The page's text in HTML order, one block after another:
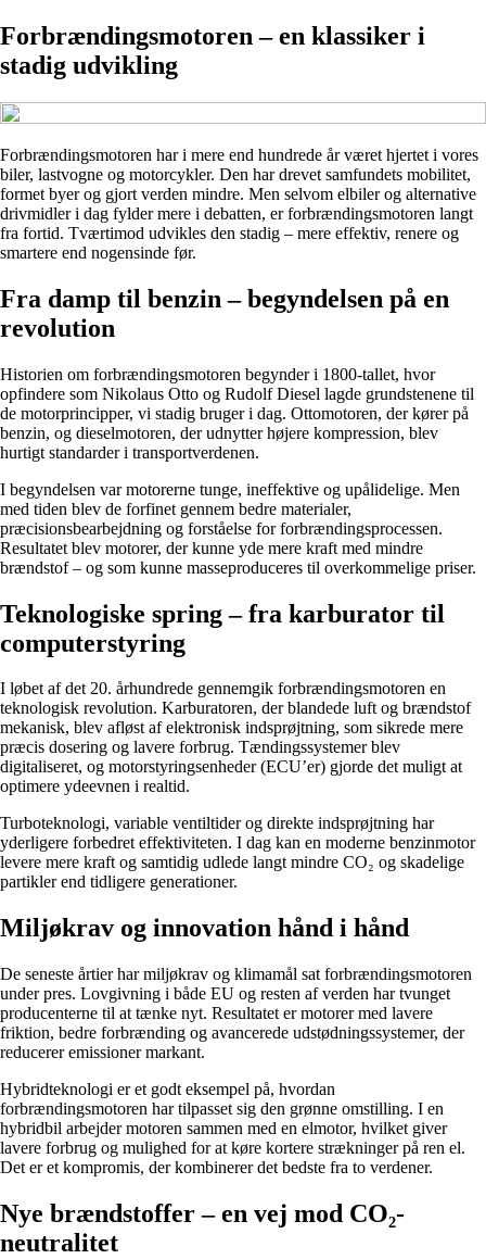
Forbrændingsmotoren – en klassiker i
stadig udvikling
Forbrændingsmotoren har i mere end hundrede år været hjertet i vores
biler, lastvogne og motorcykler. Den har drevet samfundets mobilitet,
formet byer og gjort verden mindre. Men selvom elbiler og alternative
drivmidler i dag fylder mere i debatten, er forbrændingsmotoren langt
fra fortid. Tværtimod udvikles den stadig – mere effektiv, renere og
smartere end nogensinde før.
Fra damp til benzin – begyndelsen på en
revolution
Historien om forbrændingsmotoren begynder i 1800-tallet, hvor
opfindere som Nikolaus Otto og Rudolf Diesel lagde grundstenene til
de motorprincipper, vi stadig bruger i dag. Ottomotoren, der kører på
benzin, og dieselmotoren, der udnytter højere kompression, blev
hurtigt standarder i transportverdenen.
I begyndelsen var motorerne tunge, ineffektive og upålidelige. Men
med tiden blev de forfinet gennem bedre materialer,
præcisionsbearbejdning og forståelse for forbrændingsprocessen.
Resultatet blev motorer, der kunne yde mere kraft med mindre
brændstof – og som kunne masseproduceres til overkommelige priser.
Teknologiske spring – fra karburator til
computerstyring
I løbet af det 20. århundrede gennemgik forbrændingsmotoren en
teknologisk revolution. Karburatoren, der blandede luft og brændstof
mekanisk, blev afløst af elektronisk indsprøjtning, som sikrede mere
præcis dosering og lavere forbrug. Tændingssystemer blev
digitaliseret, og motorstyringsenheder (ECU’er) gjorde det muligt at
optimere ydeevnen i realtid.
Turboteknologi, variable ventiltider og direkte indsprøjtning har
yderligere forbedret effektiviteten. I dag kan en moderne benzinmotor
levere mere kraft og samtidig udlede langt mindre CO₂ og skadelige
partikler end tidligere generationer.
Miljøkrav og innovation hånd i hånd
De seneste årtier har miljøkrav og klimamål sat forbrændingsmotoren
under pres. Lovgivning i både EU og resten af verden har tvunget
producenterne til at tænke nyt. Resultatet er motorer med lavere
friktion, bedre forbrænding og avancerede udstødningssystemer, der
reducerer emissioner markant.
Hybridteknologi er et godt eksempel på, hvordan
forbrændingsmotoren har tilpasset sig den grønne omstilling. I en
hybridbil arbejder motoren sammen med en elmotor, hvilket giver
lavere forbrug og mulighed for at køre kortere strækninger på ren el.
Det er et kompromis, der kombinerer det bedste fra to verdener.
Nye brændstoffer – en vej mod CO₂-
neutralitet